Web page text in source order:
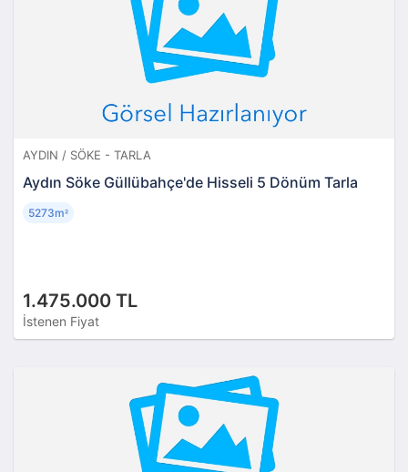
AYDIN / SÖKE - TARLA
Aydın Söke Güllübahçe'de Hisseli 5 Dönüm Tarla
1.475.000 TL
İstenen Fiyat
5273m²